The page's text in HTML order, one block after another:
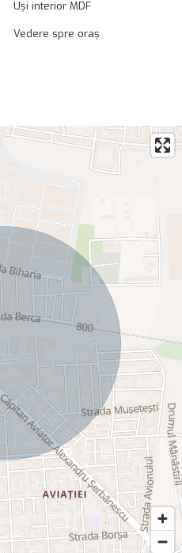
Uși interior MDF
Vedere spre oraș